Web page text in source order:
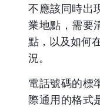
不應該同時出
業地點，需要
點，以及如何
況。
電話號碼的標
際通用的格式